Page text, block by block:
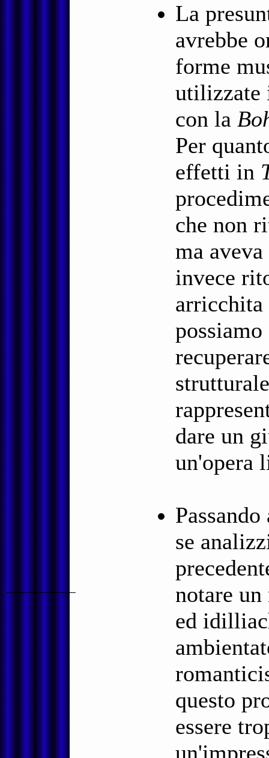
La
avrebbe
forme
con la
Per
effetti in
che non
ma
invece
dare un
un'opera
se
notare
ed
questo
essere